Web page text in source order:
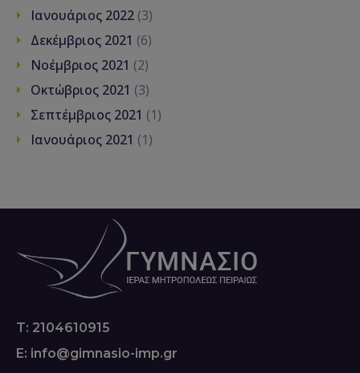
Ιανουάριος 2022 (3)
Δεκέμβριος 2021 (6)
Νοέμβριος 2021 (2)
Οκτώβριος 2021 (3)
Σεπτέμβριος 2021 (1)
Ιανουάριος 2021 (1)
T: 2104610915
E: info@gimnasio-imp.gr